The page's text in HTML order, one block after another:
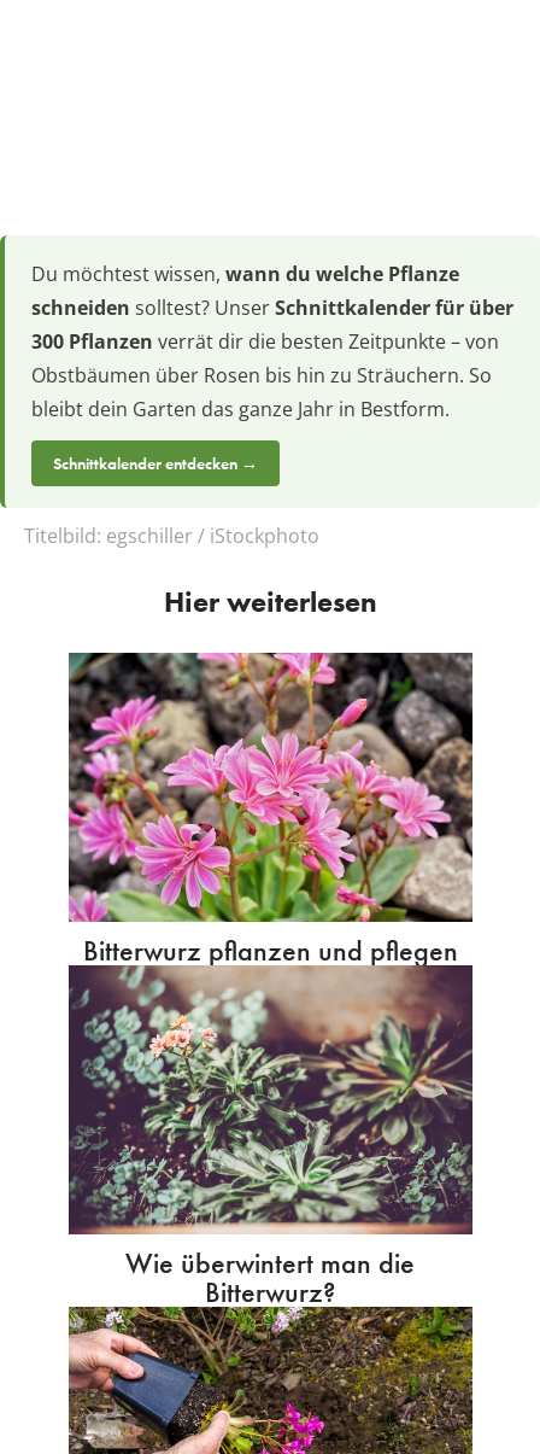
Du möchtest wissen, wann du welche Pflanze
schneiden solltest? UnserSchnittkalender für über
300 Pflanzen verrät dir die besten Zeitpunkte – von
Obstbäumen über Rosen bis hin zu Sträuchern. So
bleibt dein Garten das ganze Jahr in Bestform.
Schnittkalender entdecken →
Titelbild: egschiller / iStockphoto
Hier weiterlesen
Bitterwurz pflanzen und pflegen
Wie überwintert man die
Bitterwurz?